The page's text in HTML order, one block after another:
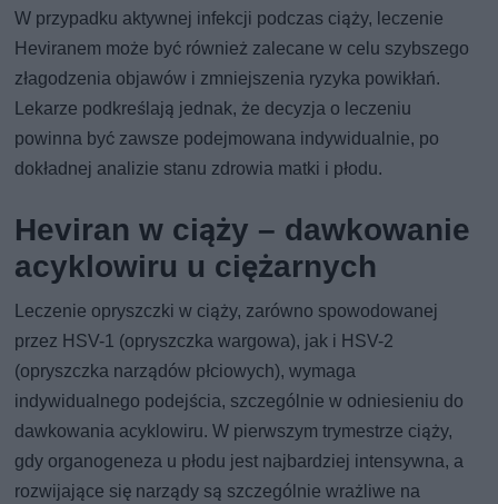
W przypadku aktywnej infekcji podczas ciąży, leczenie
Heviranem może być również zalecane w celu szybszego
złagodzenia objawów i zmniejszenia ryzyka powikłań.
Lekarze podkreślają jednak, że decyzja o leczeniu
powinna być zawsze podejmowana indywidualnie, po
dokładnej analizie stanu zdrowia matki i płodu.
Heviran w ciąży – dawkowanie
acyklowiru u ciężarnych
Leczenie opryszczki w ciąży, zarówno spowodowanej
przez HSV-1 (opryszczka wargowa), jak i HSV-2
(opryszczka narządów płciowych), wymaga
indywidualnego podejścia, szczególnie w odniesieniu do
dawkowania acyklowiru. W pierwszym trymestrze ciąży,
gdy organogeneza u płodu jest najbardziej intensywna, a
rozwijające się narządy są szczególnie wrażliwe na